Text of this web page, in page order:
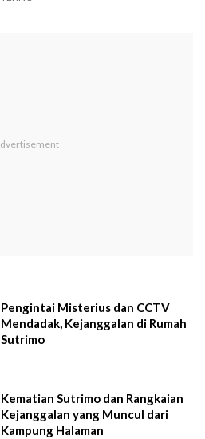
Pengintai Misterius dan CCTV
Mendadak, Kejanggalan di Rumah
Sutrimo
Kematian Sutrimo dan Rangkaian
Kejanggalan yang Muncul dari
Kampung Halaman